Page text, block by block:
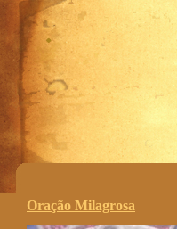
.
Oração Milagrosa